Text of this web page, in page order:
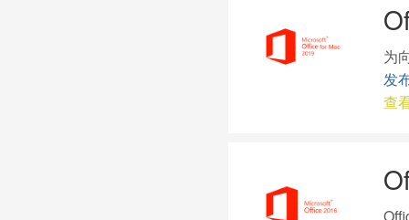
为
发
查